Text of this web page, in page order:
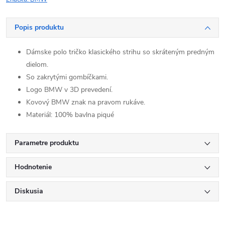
Popis produktu
Dámske polo tričko klasického strihu so skráteným predným
dielom.
So zakrytými gombíčkami.
Logo BMW v 3D prevedení.
Kovový BMW znak na pravom rukáve.
Materiál: 100% bavlna piqué
Parametre produktu
Hodnotenie
Diskusia